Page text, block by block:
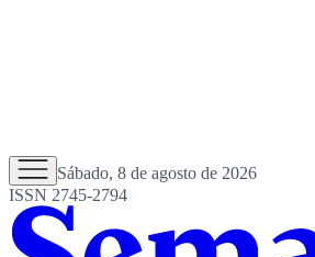
Sábado, 8 de agosto de 2026
ISSN 2745-2794